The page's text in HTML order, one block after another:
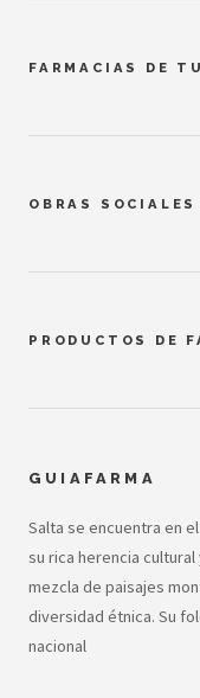
FARMACIAS DE
OBRAS
PRODUCTOS DE
GUIAFARMA
Salta se encuentra en
su rica herencia
mezcla de paisajes
diversidad étnica. Su
nacional